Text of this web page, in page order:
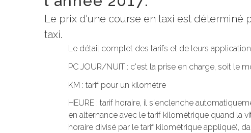
Le prix d'une course en taxi est
taxi.
Le détail complet des tarifs et de leurs
PC JOUR/NUIT : c'est la prise en charge, soit le
KM : tarif pour un kilomètre
HEURE : tarif horaire, il s'enclenche
en alternance avec le tarif kilométrique quand la
horaire divisé par le tarif kilométrique appliqué),